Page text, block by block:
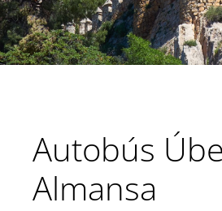
Autobús
Almansa